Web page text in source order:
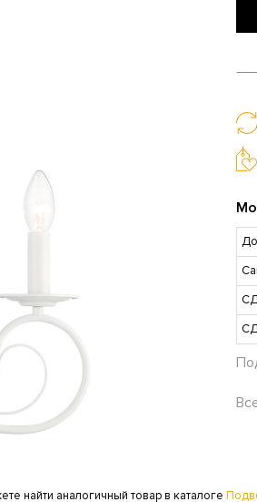
найти аналогичный товар в каталоге